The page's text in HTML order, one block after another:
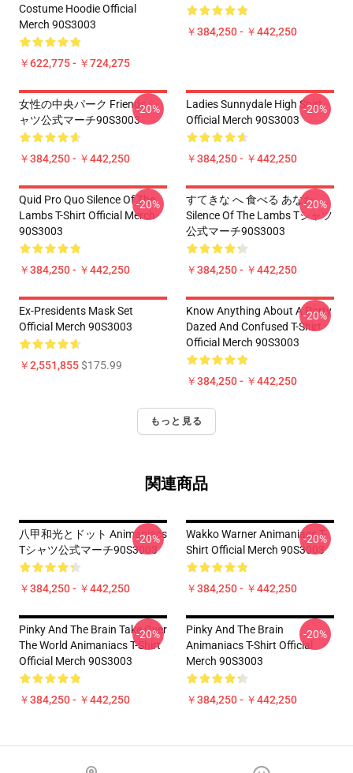
Costume Hoodie Official
Merch 90S3003
￥622,775 - ￥724,275
￥384,250 - ￥442,250
女性の中央パーク Friends シ
ャツ公式マーチ90S3003
￥384,250 - ￥442,250
-20%
Ladies Sunnydale High Shirt
Official Merch 90S3003
￥384,250 - ￥442,250
-20%
Quid Pro Quo Silence Of The
Lambs T-Shirt Official Merch
90S3003
￥384,250 - ￥442,250
-20%
すてきな へ 食べる あなた
Silence Of The Lambs Tシャツ
公式マーチ90S3003
￥384,250 - ￥442,250
-20%
Ex-Presidents Mask Set
Official Merch 90S3003
￥2,551,855$175.99
Know Anything About A Party
Dazed And Confused T-Shirt
Official Merch 90S3003
￥384,250 - ￥442,250
-20%
もっと見る
関連商品
八甲和光とドット Animaniacs
Tシャツ公式マーチ90S3003
￥384,250 - ￥442,250
-20%
Wakko Warner Animaniacs T-
Shirt Official Merch 90S3003
￥384,250 - ￥442,250
-20%
Pinky And The Brain Take Over
The World Animaniacs T-Shirt
Official Merch 90S3003
￥384,250 - ￥442,250
-20%
Pinky And The Brain
Animaniacs T-Shirt Official
Merch 90S3003
￥384,250 - ￥442,250
-20%